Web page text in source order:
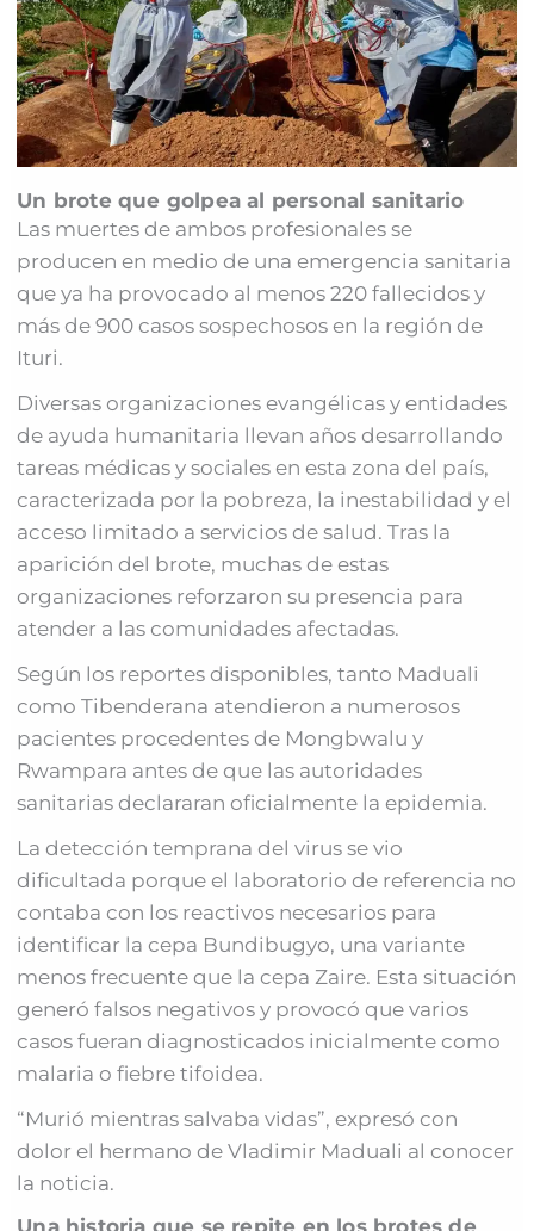
Un brote que golpea al personal sanitario
Las muertes de ambos profesionales se
producen en medio de una emergencia sanitaria
que ya ha provocado al menos 220 fallecidos y
más de 900 casos sospechosos en la región de
Ituri.
Diversas organizaciones evangélicas y entidades
de ayuda humanitaria llevan años desarrollando
tareas médicas y sociales en esta zona del país,
caracterizada por la pobreza, la inestabilidad y el
acceso limitado a servicios de salud. Tras la
aparición del brote, muchas de estas
organizaciones reforzaron su presencia para
atender a las comunidades afectadas.
Según los reportes disponibles, tanto Maduali
como Tibenderana atendieron a numerosos
pacientes procedentes de Mongbwalu y
Rwampara antes de que las autoridades
sanitarias declararan oficialmente la epidemia.
La detección temprana del virus se vio
dificultada porque el laboratorio de referencia no
contaba con los reactivos necesarios para
identificar la cepa Bundibugyo, una variante
menos frecuente que la cepa Zaire. Esta situación
generó falsos negativos y provocó que varios
casos fueran diagnosticados inicialmente como
malaria o fiebre tifoidea.
“Murió mientras salvaba vidas”, expresó con
dolor el hermano de Vladimir Maduali al conocer
la noticia.
Una historia que se repite en los brotes de